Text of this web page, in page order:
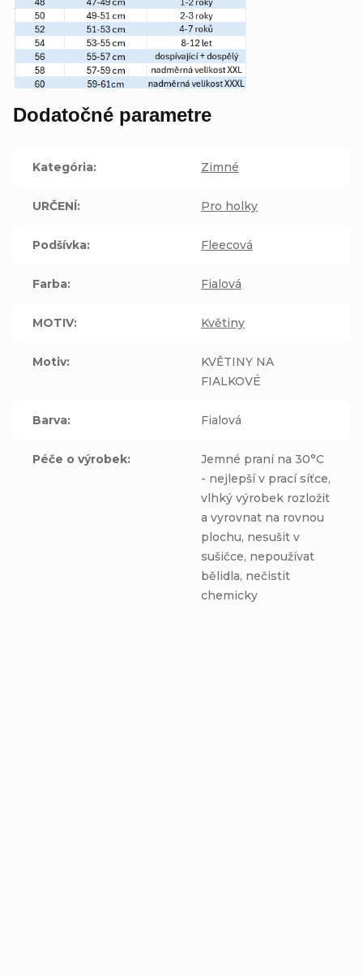
Dodatočné parametre
Kategória: Zimné
URČENÍ: Pro holky
Podšívka: Fleecová
Farba: Fialová
MOTIV: Květiny
Motiv:
KVĚTINY NA
FIALKOVÉ
Barva: Fialová
Péče o výrobek:
Jemné praní na 30°C
- nejlepší v prací síťce,
vlhký výrobek rozložit
a vyrovnat na rovnou
plochu, nesušit v
sušičce, nepoužívat
bělidla, nečistit
chemicky